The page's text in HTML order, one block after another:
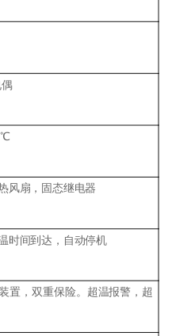
风扇，固态继电器
时间到达，自动停机
置，双重保险。超温报警，超